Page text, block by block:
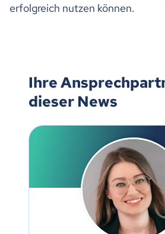
erfolgreich nutzen können.
Ihre
dieser News